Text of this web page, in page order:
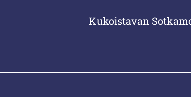
Kukoistavan